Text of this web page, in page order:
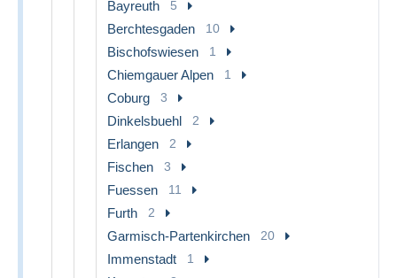
Bayreuth 5
Berchtesgaden 10
Bischofswiesen 1
Chiemgauer Alpen 1
Coburg 3
Dinkelsbuehl 2
Erlangen 2
Fischen 3
Fuessen 11
Furth 2
Garmisch-Partenkirchen 20
Immenstadt 1